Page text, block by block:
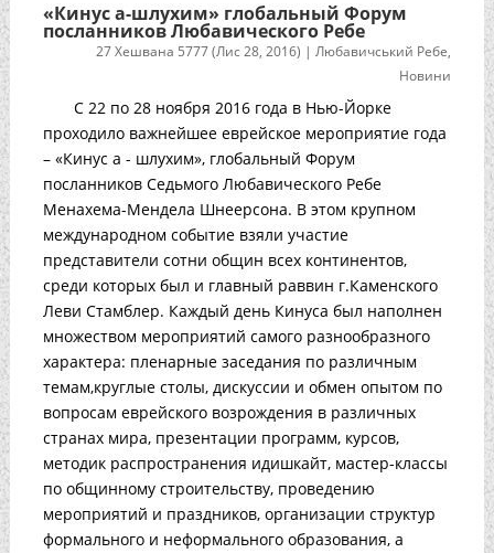
«Кинус а-шлухим» глобальный Форум
посланников Любавического Ребе
27 Хешвана 5777 (Лис 28, 2016) |Любавичський Ребе,
Новини
С 22 по 28 ноября 2016 года в Нью-Йорке
проходило важнейшее еврейское мероприятие года
– «Кинус а - шлухим», глобальный Форум
посланников Седьмого Любавического Ребе
Менахема-Мендела Шнеерсона. В этом крупном
международном событие взяли участие
представители сотни общин всех континентов,
среди которых был и главный раввин г.Каменского
Леви Стамблер. Каждый день Кинуса был наполнен
множеством мероприятий самого разнообразного
характера: пленарные заседания по различным
темам,круглые столы, дискуссии и обмен опытом по
вопросам еврейского возрождения в различных
странах мира, презентации программ, курсов,
методик распространения идишкайт, мастер-классы
по общинному строительству, проведению
мероприятий и праздников, организации структур
формального и неформального образования, а